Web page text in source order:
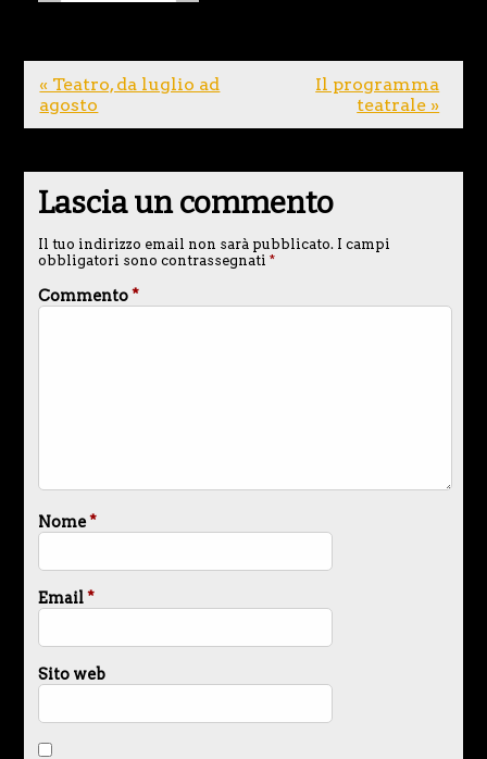
« Teatro, da luglio ad
agosto
Il programma
teatrale »
Lascia un commento
Il tuo indirizzo email non sarà pubblicato. I campi
obbligatori sono contrassegnati *
Commento*
Nome*
Email*
Sito web